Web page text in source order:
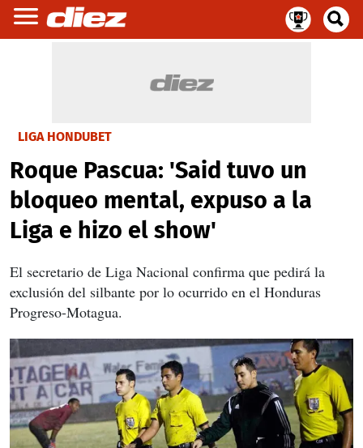
LIGA HONDUBET
Roque Pascua: 'Said tuvo un
bloqueo mental, expuso a la
Liga e hizo el show'
El secretario de Liga Nacional confirma que pedirá la
exclusión del silbante por lo ocurrido en el Honduras
Progreso-Motagua.